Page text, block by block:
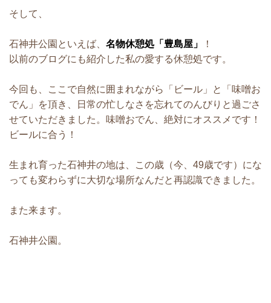
そして、
石神井公園といえば、 名物休憩処「豊島屋」
！
以前のブログにも紹介した私の愛する休憩処です。
今回も、ここで自然に囲まれながら「ビール」と「味噌お
でん」を頂き、日常の忙しなさを忘れてのんびりと過ごさ
せていただきました。味噌おでん、絶対にオススメです！
ビールに合う！
生まれ育った石神井の地は、この歳（今、49歳です）にな
っても変わらずに大切な場所なんだと再認識できました。
また来ます。
石神井公園。